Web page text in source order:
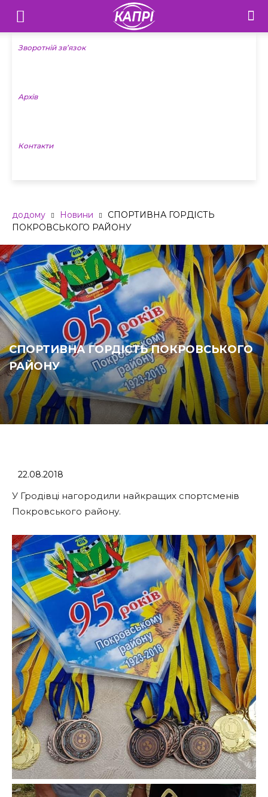
Телебачення
«Капрі»
Новини
Зворотній зв’язок
Архів
Контакти
додому Новини
СПОРТИВНА ГОРДІСТЬ
ПОКРОВСЬКОГО РАЙОНУ
СПОРТИВНА ГОРДІСТЬ ПОКРОВСЬКОГО
РАЙОНУ
22.08.2018
У Гродівці нагородили найкращих спортсменів
Покровського району.